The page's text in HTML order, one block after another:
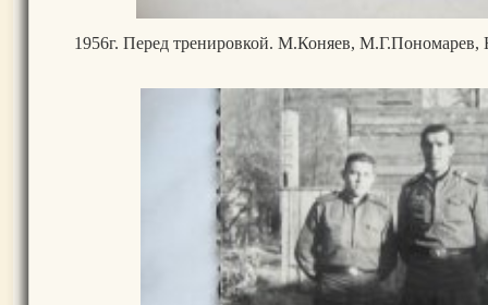
1956г. Перед тренировкой. М.Коняев,